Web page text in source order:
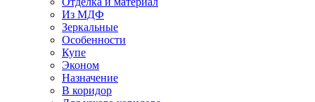
Из МДФ
Зеркальные
Особенности
Купе
Эконом
Назначение
В коридор